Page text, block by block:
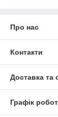
Про нас
Контакти
Доставка та
Графік